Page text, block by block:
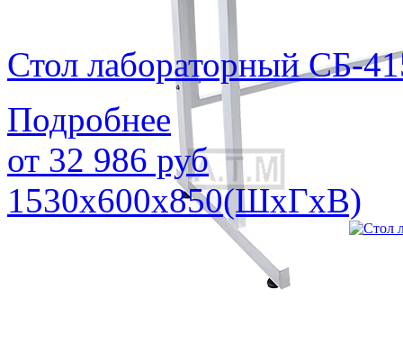
Стол лабораторный СБ-
Подробнее
от 32 986 руб
1530х600х850(ШхГхВ)